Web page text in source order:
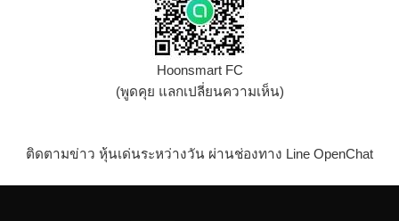
Hoonsmart FC
(พูดคุย แลกเปลี่ยนความเห็น)
ติดตามข่าว หุ้นเด่นระหว่างวัน ผ่านช่องทาง Line OpenChat